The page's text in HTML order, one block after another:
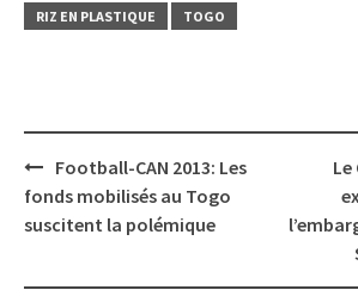
RIZ EN PLASTIQUE
TOGO
Post
navigation
Football-CAN 2013: Les
fonds mobilisés au Togo
suscitent la polémique